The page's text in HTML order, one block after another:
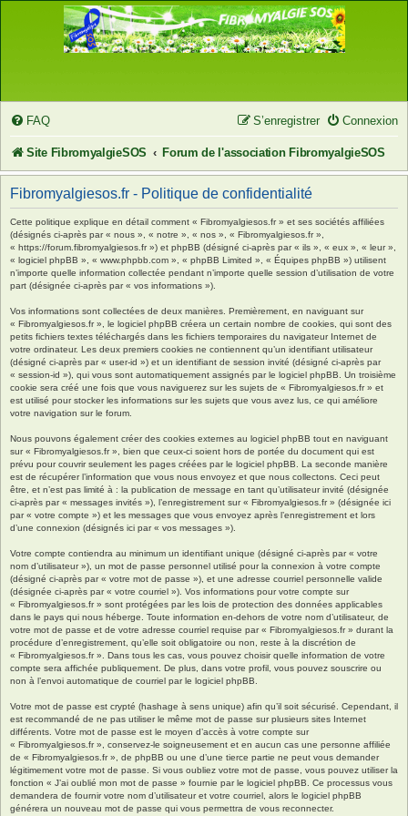
FAQ Connexion
S’enregistrer
Site FibromyalgieSOS Forum de l'association FibromyalgieSOS
Fibromyalgiesos.fr - Politique de confidentialité
Cette politique explique en détail comment « Fibromyalgiesos.fr » et ses sociétés affiliées
(désignés ci-après par « nous », « notre », « nos », « Fibromyalgiesos.fr »,
« https://forum.fibromyalgiesos.fr ») et phpBB (désigné ci-après par « ils », « eux », « leur »,
« logiciel phpBB », « www.phpbb.com », « phpBB Limited », « Équipes phpBB ») utilisent
n’importe quelle information collectée pendant n’importe quelle session d’utilisation de votre
part (désignée ci-après par « vos informations »).
Vos informations sont collectées de deux manières. Premièrement, en naviguant sur
« Fibromyalgiesos.fr », le logiciel phpBB créera un certain nombre de cookies, qui sont des
petits fichiers textes téléchargés dans les fichiers temporaires du navigateur Internet de
votre ordinateur. Les deux premiers cookies ne contiennent qu’un identifiant utilisateur
(désigné ci-après par « user-id ») et un identifiant de session invité (désigné ci-après par
« session-id »), qui vous sont automatiquement assignés par le logiciel phpBB. Un troisième
cookie sera créé une fois que vous naviguerez sur les sujets de « Fibromyalgiesos.fr » et
est utilisé pour stocker les informations sur les sujets que vous avez lus, ce qui améliore
votre navigation sur le forum.
Nous pouvons également créer des cookies externes au logiciel phpBB tout en naviguant
sur « Fibromyalgiesos.fr », bien que ceux-ci soient hors de portée du document qui est
prévu pour couvrir seulement les pages créées par le logiciel phpBB. La seconde manière
est de récupérer l’information que vous nous envoyez et que nous collectons. Ceci peut
être, et n’est pas limité à : la publication de message en tant qu’utilisateur invité (désignée
ci-après par « messages invités »), l’enregistrement sur « Fibromyalgiesos.fr » (désignée ici
par « votre compte ») et les messages que vous envoyez après l’enregistrement et lors
d’une connexion (désignés ici par « vos messages »).
Votre compte contiendra au minimum un identifiant unique (désigné ci-après par « votre
nom d’utilisateur »), un mot de passe personnel utilisé pour la connexion à votre compte
(désigné ci-après par « votre mot de passe »), et une adresse courriel personnelle valide
(désignée ci-après par « votre courriel »). Vos informations pour votre compte sur
« Fibromyalgiesos.fr » sont protégées par les lois de protection des données applicables
dans le pays qui nous héberge. Toute information en-dehors de votre nom d’utilisateur, de
votre mot de passe et de votre adresse courriel requise par « Fibromyalgiesos.fr » durant la
procédure d’enregistrement, qu’elle soit obligatoire ou non, reste à la discrétion de
« Fibromyalgiesos.fr ». Dans tous les cas, vous pouvez choisir quelle information de votre
compte sera affichée publiquement. De plus, dans votre profil, vous pouvez souscrire ou
non à l’envoi automatique de courriel par le logiciel phpBB.
Votre mot de passe est crypté (hashage à sens unique) afin qu’il soit sécurisé. Cependant, il
est recommandé de ne pas utiliser le même mot de passe sur plusieurs sites Internet
différents. Votre mot de passe est le moyen d’accès à votre compte sur
« Fibromyalgiesos.fr », conservez-le soigneusement et en aucun cas une personne affiliée
de « Fibromyalgiesos.fr », de phpBB ou une d’une tierce partie ne peut vous demander
légitimement votre mot de passe. Si vous oubliez votre mot de passe, vous pouvez utiliser la
fonction « J’ai oublié mon mot de passe » fournie par le logiciel phpBB. Ce processus vous
demandera de fournir votre nom d’utilisateur et votre courriel, alors le logiciel phpBB
générera un nouveau mot de passe qui vous permettra de vous reconnecter.